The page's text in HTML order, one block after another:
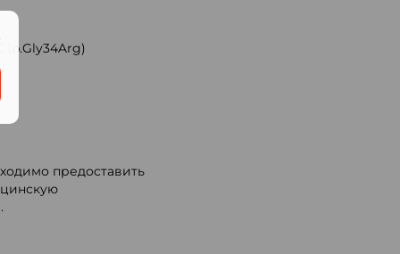
(p.Gly34Arg)
предоставить